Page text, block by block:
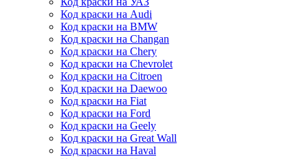
Код краски на Audi
Код краски на BMW
Код краски на Changan
Код краски на Chery
Код краски на Chevrolet
Код краски на Citroen
Код краски на Daewoo
Код краски на Fiat
Код краски на Ford
Код краски на Geely
Код краски на Great Wall
Код краски на Haval